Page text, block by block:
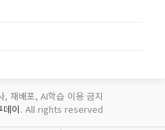
, 재배포, AI학습 이용 금지
데이. All rights reserved